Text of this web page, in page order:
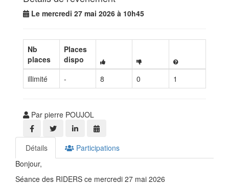
Le mercredi 27 mai 2026 à 10h45
Nb
places
Places
dispo
illimité
- 8 0 1
Par pierre POUJOL
Détails
Participations
Bonjour,
Séance des RIDERS ce mercredi 27 mai 2026